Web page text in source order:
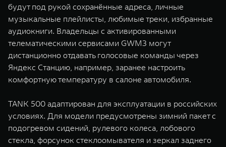
будут под рукой сохранённые адреса, личные
музыкальные плейлисты, любимые треки, избранные
аудиокниги. Владельцы c активированными
телематическими сервисами GWM3 могут
дистанционно отдавать голосовые команды через
Яндекс Станцию, например, заранее настроить
комфортную температуру в салоне автомобиля.
TANK 500 адаптирован для эксплуатации в российских
условиях. Для модели предусмотрены зимний пакет с
подогревом сидений, рулевого колеса, лобового
стекла, форсунок стеклоомывателя и зеркал заднего